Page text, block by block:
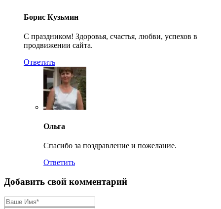
Борис Кузьмин
С праздником! Здоровья, счастья, любви, успехов в
продвижении сайта.
Ответить
Ольга
Спасибо за поздравление и пожелание.
Ответить
Добавить свой комментарий